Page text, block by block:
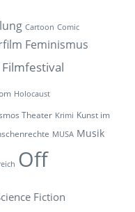
Cartoon Comic
Feminismus
Filmfestival
Holocaust
Theater Krimi Kunst im
MUSA Musik
Off
Fiction